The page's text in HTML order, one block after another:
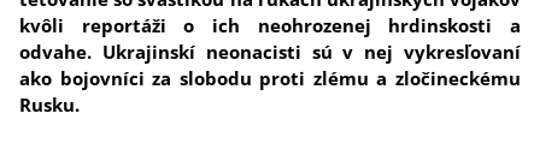
kvôli reportáži o ich neohrozenej hrdinskosti a
odvahe. Ukrajinskí neonacisti sú v nej vykresľovaní
ako bojovníci za slobodu proti zlému a zločineckému
Rusku.